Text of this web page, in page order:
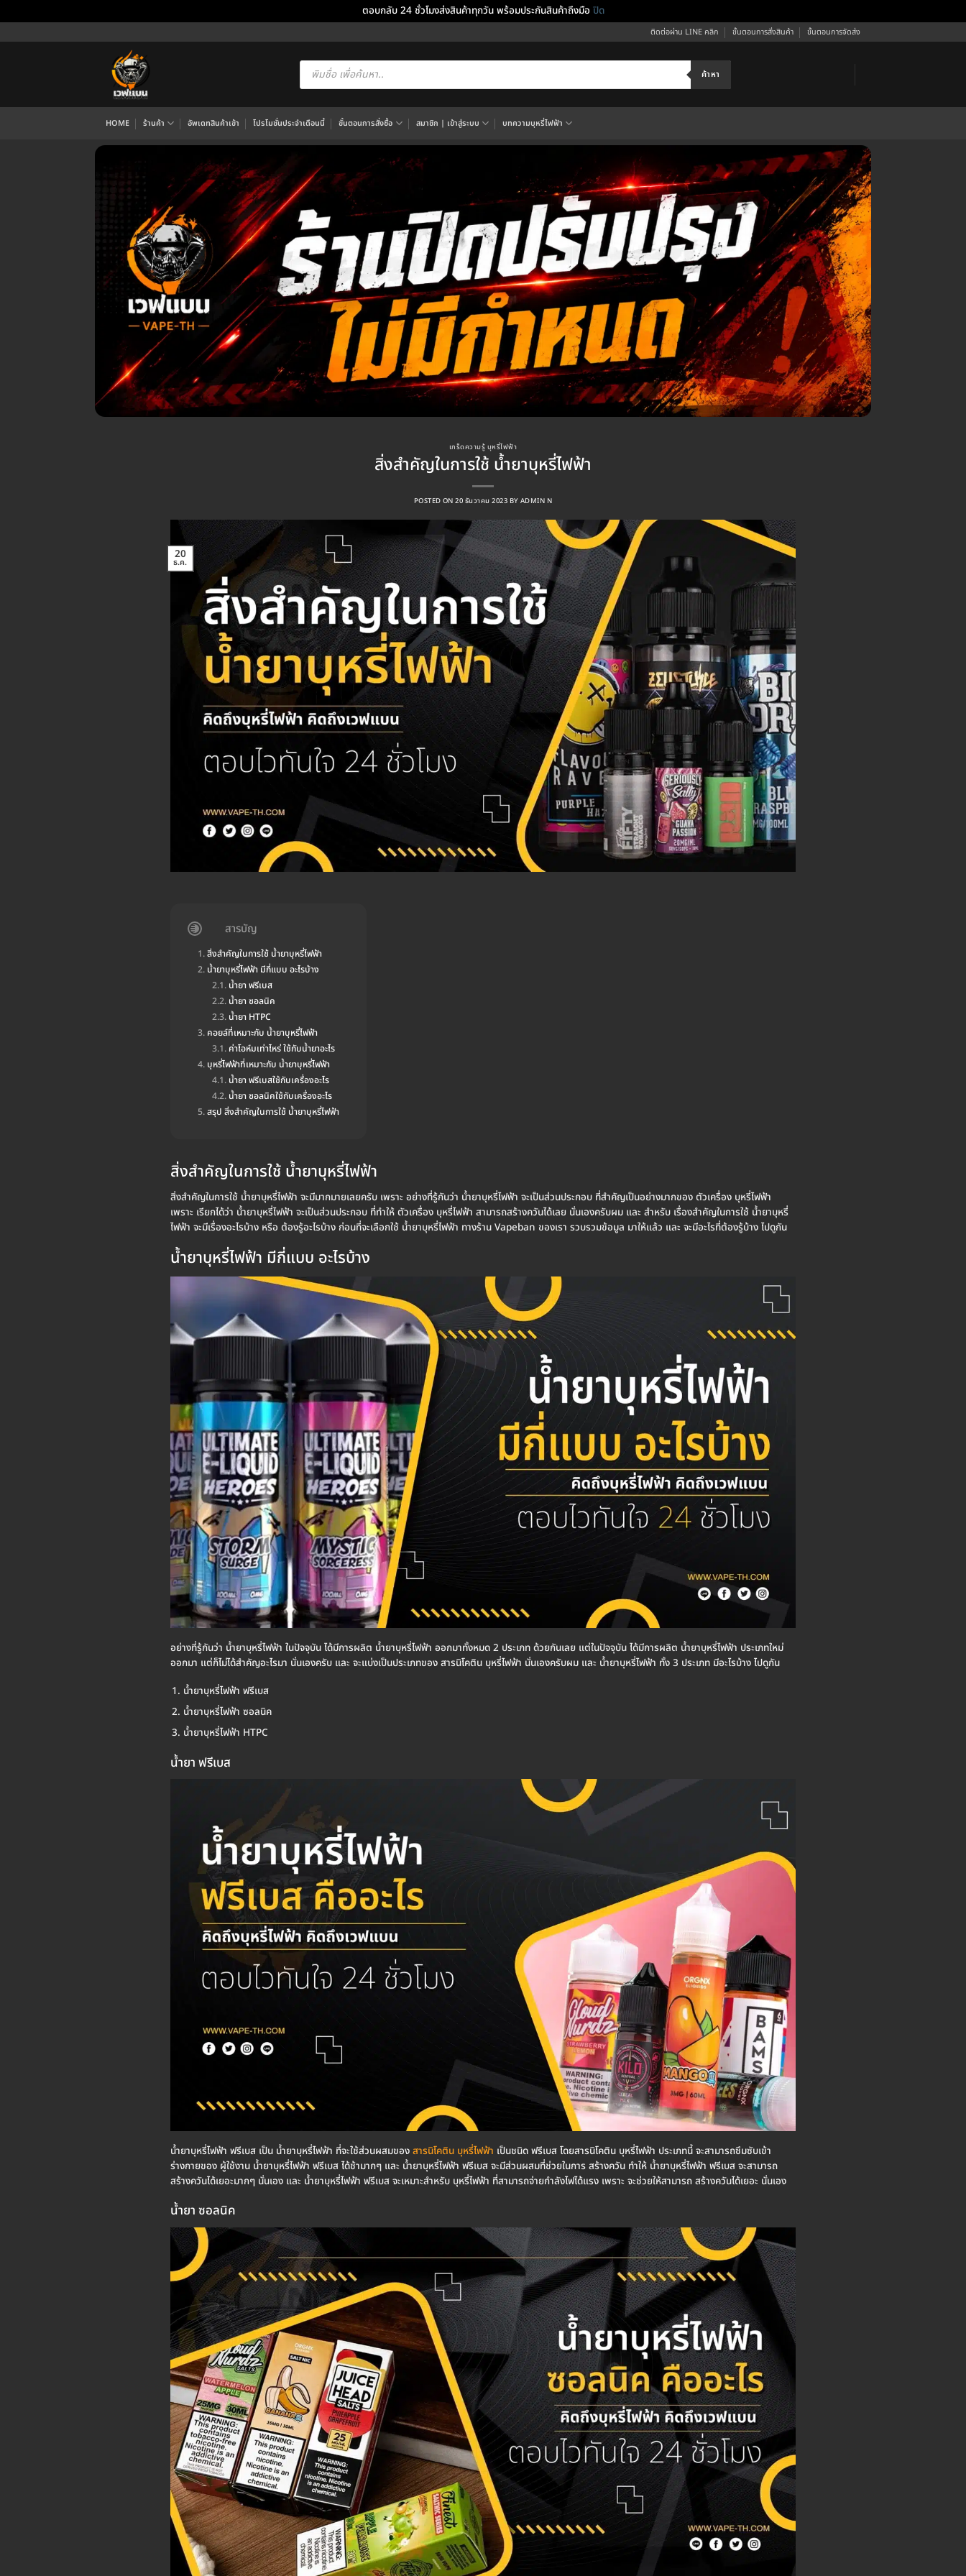
ตอบกลับ 24 ชั่วโมงส่งสินค้าทุกวัน พร้อมประกันสินค้าถึงมือ ปิด
ไป
ติดต่อผ่าน LINE คลิก ขั้นตอนการสั่งสินค้า ขั้นตอนการจัดส่ง
Products
search ค้าหา
HOME ร้านค้า อัพเดทสินค้าเข้า โปรโมชั่นประจำเดือนนี้ ขั้นตอนการสั่งซื้อ สมาชิก | เข้าสู่ระบบ บทความบุหรี่ไฟฟ้า
เกร็ดความรู้ บุหรี่ไฟฟ้า
สิ่งสำคัญในการใช้ น้ำยาบุหรี่ไฟฟ้า
POSTED ON20 ธันวาคม 2023 BY ADMIN N
20
ธ.ค.
สารบัญ
สิ่งสำคัญในการใช้ น้ำยาบุหรี่ไฟฟ้า
น้ำยาบุหรี่ไฟฟ้า มีกี่แบบ อะไรบ้าง
น้ำยา ฟรีเบส
น้ำยา ซอลนิค
น้ำยา HTPC
คอยล์ที่เหมาะกับ น้ำยาบุหรี่ไฟฟ้า
ค่าโอห์มเท่าไหร่ ใช้กับน้ำยาอะไร
บุหรี่ไฟฟ้าที่เหมาะกับ น้ำยาบุหรี่ไฟฟ้า
น้ำยา ฟรีเบสใช้กับเครื่องอะไร
น้ำยา ซอลนิคใช้กับเครื่องอะไร
สรุป สิ่งสำคัญในการใช้ น้ำยาบุหรี่ไฟฟ้า
สิ่งสำคัญในการใช้ น้ำยาบุหรี่ไฟฟ้า
สิ่งสำคัญในการใช้ น้ำยาบุหรี่ไฟฟ้า จะมีมากมายเลยครับ เพราะ อย่างที่รู้กันว่า น้ำยาบุหรี่ไฟฟ้า จะเป็นส่วนประกอบ ที่สำคัญเป็นอย่างมากของ ตัวเครื่อง บุหรี่ไฟฟ้า
เพราะ เรียกได้ว่า น้ำยาบุหรี่ไฟฟ้า จะเป็นส่วนประกอบ ที่ทำให้ ตัวเครื่อง บุหรี่ไฟฟ้า สามารถสร้างควันได้เลย นั่นเองครับผม และ สำหรับ เรื่องสำคัญในการใช้ น้ำยาบุหรี่
ไฟฟ้า จะมีเรื่องอะไรบ้าง หรือ ต้องรู้อะไรบ้าง ก่อนที่จะเลือกใช้ น้ำยาบุหรี่ไฟฟ้า ทางร้าน Vapeban ของเรา รวบรวมข้อมูล มาให้แล้ว และ จะมีอะไรที่ต้องรู้บ้าง ไปดูกัน
น้ำยาบุหรี่ไฟฟ้า มีกี่แบบ อะไรบ้าง
อย่างที่รู้กันว่า น้ำยาบุหรี่ไฟฟ้า ในปัจจุบัน ได้มีการผลิต น้ำยาบุหรี่ไฟฟ้า ออกมาทั้งหมด 2 ประเภท ด้วยกันเลย แต่ในปัจจุบัน ได้มีการผลิต น้ำยาบุหรี่ไฟฟ้า ประเภทใหม่
ออกมา แต่ก็ไม่ได้สำคัญอะไรมา นั่นเองครับ และ จะแบ่งเป็นประเภทของ สารนิโคติน บุหรี่ไฟฟ้า นั่นเองครับผม และ น้ำยาบุหรี่ไฟฟ้า ทั้ง 3 ประเภท มีอะไรบ้าง ไปดูกัน
น้ำยาบุหรี่ไฟฟ้า ฟรีเบส
น้ำยาบุหรี่ไฟฟ้า ซอลนิค
น้ำยาบุหรี่ไฟฟ้า HTPC
น้ำยา ฟรีเบส
น้ำยาบุหรี่ไฟฟ้า ฟรีเบส เป็น น้ำยาบุหรี่ไฟฟ้า ที่จะใช้ส่วนผสมของ สารนิโคติน บุหรี่ไฟฟ้า เป็นชนิด ฟรีเบส โดยสารนิโคติน บุหรี่ไฟฟ้า ประเภทนี้ จะสามารถซึมซับเข้า
ร่างกายของ ผู้ใช้งาน น้ำยาบุหรี่ไฟฟ้า ฟรีเบส ได้ช้ามากๆ และ น้ำยาบุหรี่ไฟฟ้า ฟรีเบส จะมีส่วนผสมที่ช่วยในการ สร้างควัน ทำให้ น้ำยาบุหรี่ไฟฟ้า ฟรีเบส จะสามารถ
สร้างควันได้เยอะมากๆ นั่นเอง และ น้ำยาบุหรี่ไฟฟ้า ฟรีเบส จะเหมาะสำหรับ บุหรี่ไฟฟ้า ที่สามารถจ่ายกำลังไฟได้แรง เพราะ จะช่วยให้สามารถ สร้างควันได้เยอะ นั่นเอง
น้ำยา ซอลนิค